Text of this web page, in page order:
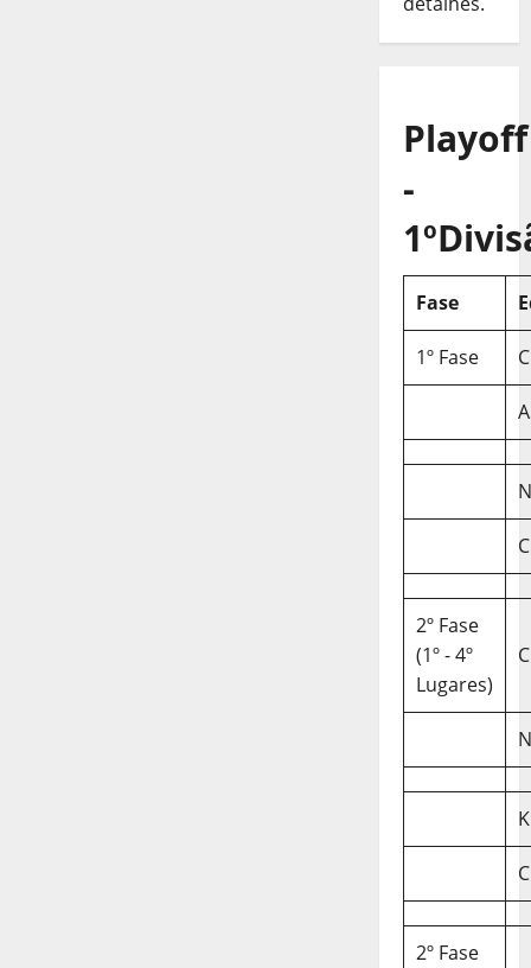
Playoff
-
Fase
1º Fase
2º Fase
(1º - 4º
Lugares)
2º Fase